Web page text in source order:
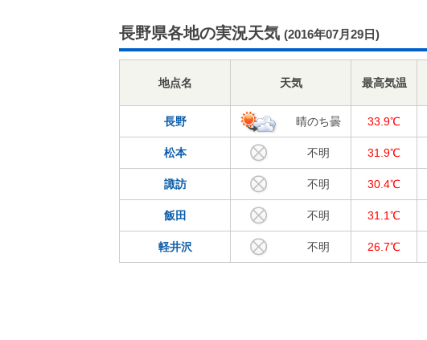
長野県各地の実況天気 (2016年07月29日)
地点名 天気 最高気温
長野 晴のち曇 33.9℃
松本 不明 31.9℃
諏訪 不明 30.4℃
飯田 不明 31.1℃
軽井沢 不明 26.7℃